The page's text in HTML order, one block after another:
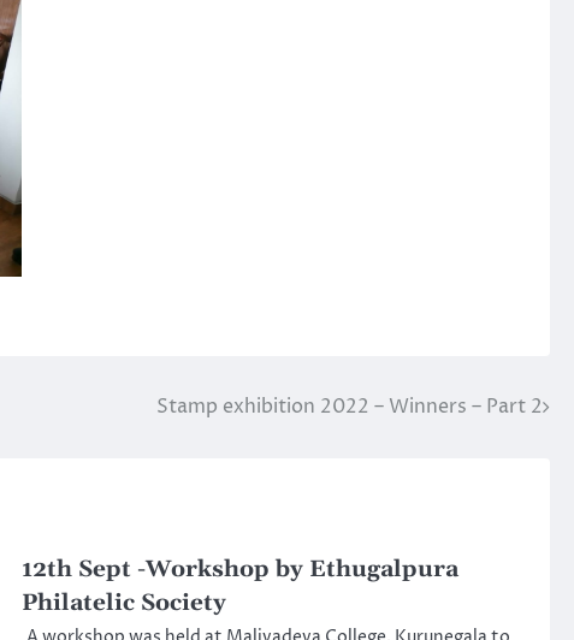
Stamp exhibition 2022 – Winners – Part 2
12th Sept -Workshop by Ethugalpura
Philatelic Society